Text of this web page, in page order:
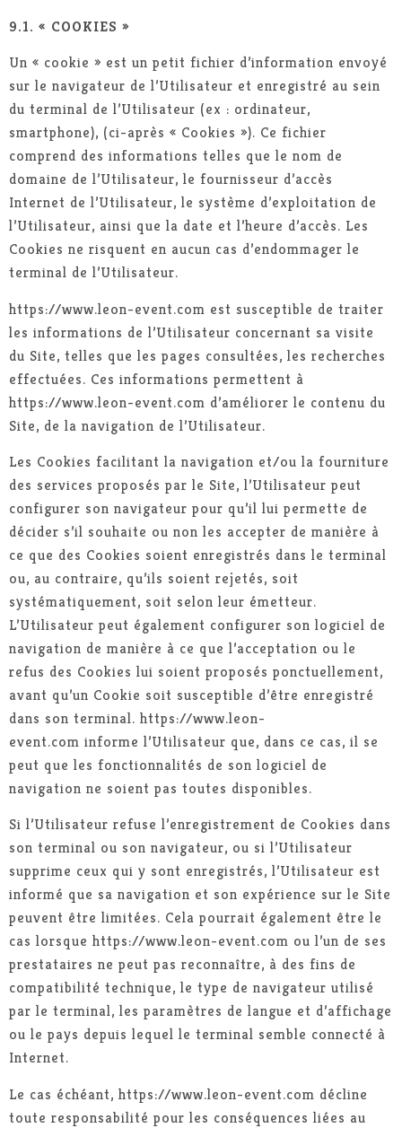
9.1. « COOKIES »
Un « cookie » est un petit fichier d’information envoyé
sur le navigateur de l’Utilisateur et enregistré au sein
du terminal de l’Utilisateur (ex : ordinateur,
smartphone), (ci-après « Cookies »). Ce fichier
comprend des informations telles que le nom de
domaine de l’Utilisateur, le fournisseur d’accès
Internet de l’Utilisateur, le système d’exploitation de
l’Utilisateur, ainsi que la date et l’heure d’accès. Les
Cookies ne risquent en aucun cas d’endommager le
terminal de l’Utilisateur.
https://www.leon-event.com est susceptible de traiter
les informations de l’Utilisateur concernant sa visite
du Site, telles que les pages consultées, les recherches
effectuées. Ces informations permettent à
https://www.leon-event.com d’améliorer le contenu du
Site, de la navigation de l’Utilisateur.
Les Cookies facilitant la navigation et/ou la fourniture
des services proposés par le Site, l’Utilisateur peut
configurer son navigateur pour qu’il lui permette de
décider s’il souhaite ou non les accepter de manière à
ce que des Cookies soient enregistrés dans le terminal
ou, au contraire, qu’ils soient rejetés, soit
systématiquement, soit selon leur émetteur.
L’Utilisateur peut également configurer son logiciel de
navigation de manière à ce que l’acceptation ou le
refus des Cookies lui soient proposés ponctuellement,
avant qu’un Cookie soit susceptible d’être enregistré
dans son terminal. https://www.leon-
event.com informe l’Utilisateur que, dans ce cas, il se
peut que les fonctionnalités de son logiciel de
navigation ne soient pas toutes disponibles.
Si l’Utilisateur refuse l’enregistrement de Cookies dans
son terminal ou son navigateur, ou si l’Utilisateur
supprime ceux qui y sont enregistrés, l’Utilisateur est
informé que sa navigation et son expérience sur le Site
peuvent être limitées. Cela pourrait également être le
cas lorsque https://www.leon-event.com ou l’un de ses
prestataires ne peut pas reconnaître, à des fins de
compatibilité technique, le type de navigateur utilisé
par le terminal, les paramètres de langue et d’affichage
ou le pays depuis lequel le terminal semble connecté à
Internet.
Le cas échéant, https://www.leon-event.com décline
toute responsabilité pour les conséquences liées au